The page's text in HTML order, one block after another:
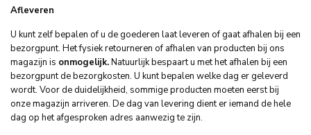
Afleveren
U kunt zelf bepalen of u de goederen laat leveren of gaat afhalen bij een
bezorgpunt. Het fysiek retourneren of afhalen van producten bij ons
magazijn is onmogelijk.Natuurlijk bespaart u met het afhalen bij een
bezorgpunt de bezorgkosten. U kunt bepalen welke dag er geleverd
wordt. Voor de duidelijkheid, sommige producten moeten eerst bij
onze magazijn arriveren. De dag van levering dient er iemand de hele
dag op het afgesproken adres aanwezig te zijn.